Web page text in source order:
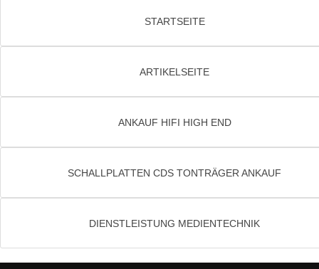
STARTSEITE
ARTIKELSEITE
ANKAUF HIFI HIGH END
SCHALLPLATTEN CDS TONTRÄGER ANKAUF
DIENSTLEISTUNG MEDIENTECHNIK